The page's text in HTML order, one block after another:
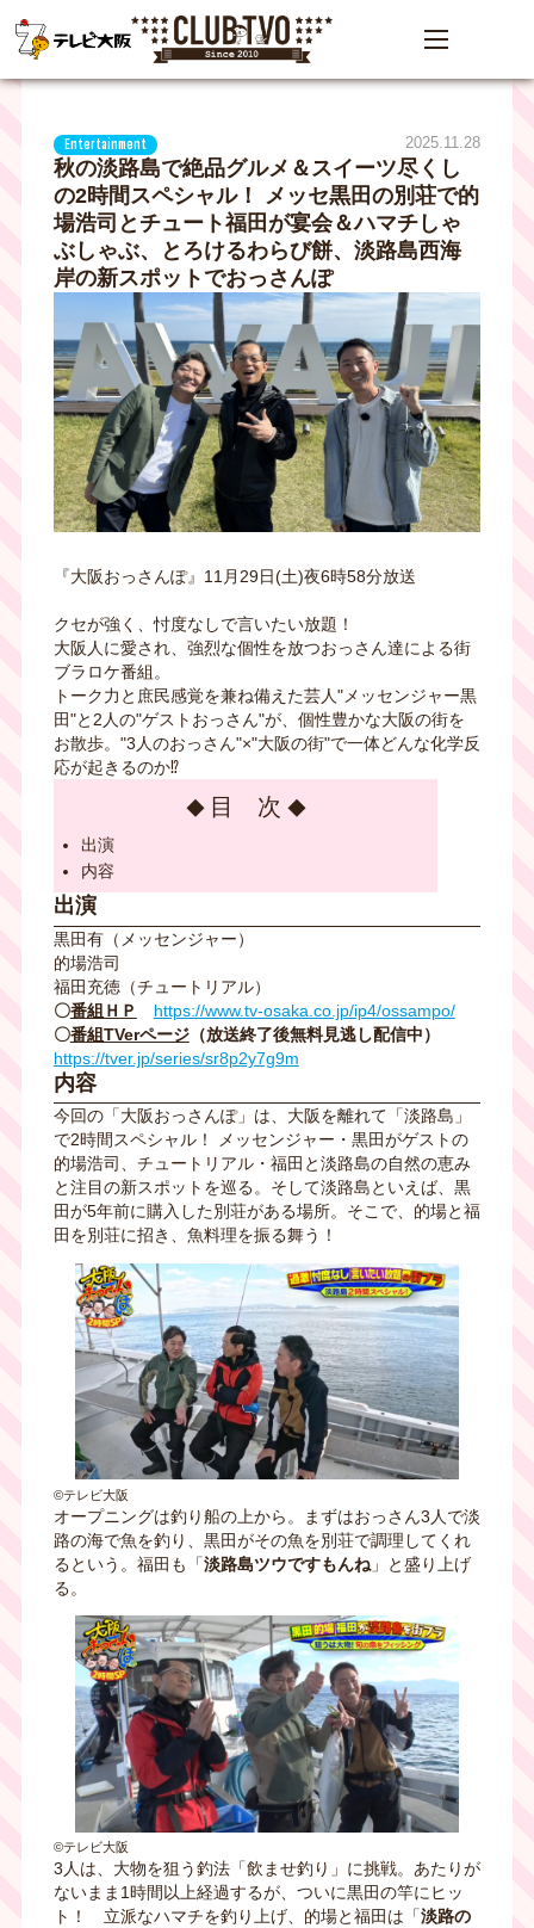
Entertainment 2025.11.28
秋の淡路島で絶品グルメ＆スイーツ尽くし
の2時間スペシャル！ メッセ黒田の別荘で的
場浩司とチュート福田が宴会＆ハマチしゃ
ぶしゃぶ、とろけるわらび餅、淡路島西海
岸の新スポットでおっさんぽ
『大阪おっさんぽ』11月29日(土)夜6時58分放送
クセが強く、忖度なしで言いたい放題！
大阪人に愛され、強烈な個性を放つおっさん達による街
ブラロケ番組。
トーク力と庶民感覚を兼ね備えた芸人"メッセンジャー黒
田"と2人の"ゲストおっさん"が、個性豊かな大阪の街を
お散歩。"3人のおっさん"×"大阪の街"で一体どんな化学反
応が起きるのか⁉
目 次
出演
内容
出演
黒田有（メッセンジャー）
的場浩司
福田充徳（チュートリアル）
〇番組ＨＰ
https://www.tv-osaka.co.jp/ip4/ossampo/
〇番組TVerページ（放送終了後無料見逃し配信中）
https://tver.jp/series/sr8p2y7g9m
内容
今回の「大阪おっさんぽ」は、大阪を離れて「淡路島」
で2時間スペシャル！ メッセンジャー・黒田がゲストの
的場浩司、チュートリアル・福田と淡路島の自然の恵み
と注目の新スポットを巡る。そして淡路島といえば、黒
田が5年前に購入した別荘がある場所。そこで、的場と福
田を別荘に招き、魚料理を振る舞う！
©テレビ大阪
オープニングは釣り船の上から。まずはおっさん3人で淡
路の海で魚を釣り、黒田がその魚を別荘で調理してくれ
るという。福田も「淡路島ツウですもんね」と盛り上げ
る。
©テレビ大阪
3人は、大物を狙う釣法「飲ませ釣り」に挑戦。あたりが
ないまま1時間以上経過するが、ついに黒田の竿にヒッ
ト！ 立派なハマチを釣り上げ、的場と福田は「淡路の